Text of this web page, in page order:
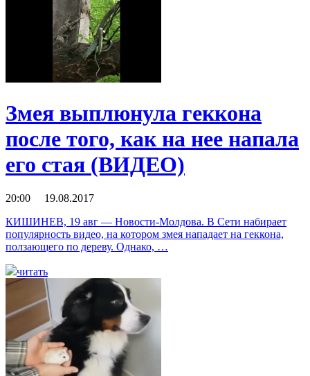
Змея выплюнула геккона
после того, как на нее напала
его стая (ВИДЕО)
20:00 19.08.2017
КИШИНЕВ, 19 авг — Новости-Молдова. В Сети набирает
популярность видео, на котором змея нападает на геккона,
ползающего по дереву. Однако, …
читать